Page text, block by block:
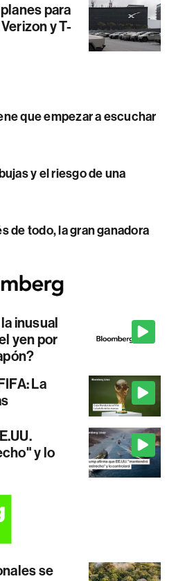
para
y T-
que empezar a escuchar
y el riesgo de una
de todo, la gran ganadora
inusual
yen por
La
y lo
se